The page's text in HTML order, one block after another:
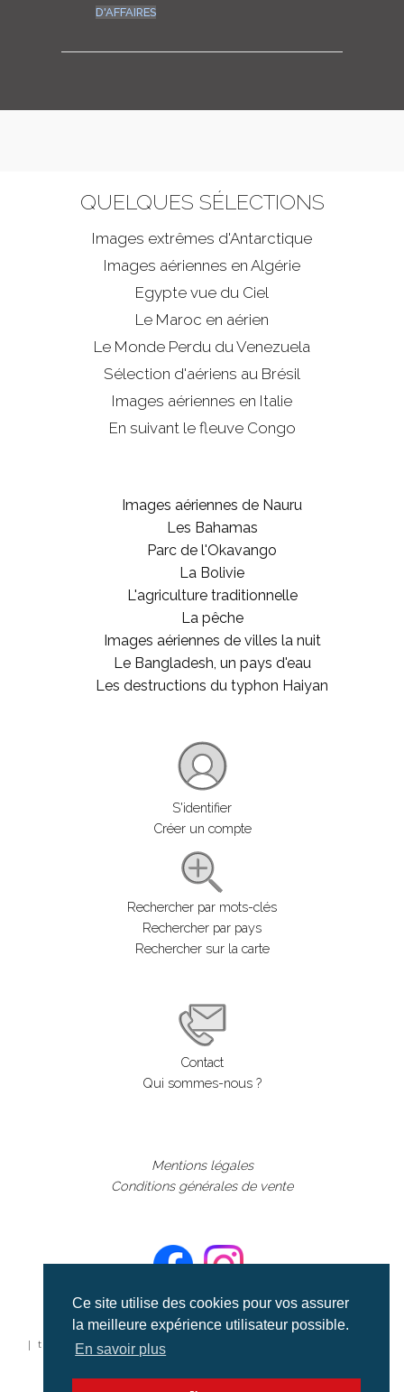
Ce site utilise des cookies pour vos assurer
la meilleure expérience utilisateur possible.
En savoir plus
D'AFFAIRES
QUELQUES SÉLECTIONS
Images extrêmes d'Antarctique
Images aériennes en Algérie
Egypte vue du Ciel
Le Maroc en aérien
Le Monde Perdu du Venezuela
Sélection d'aériens au Brésil
Images aériennes en Italie
En suivant le fleuve Congo
Images aériennes de Nauru
Les Bahamas
Parc de l'Okavango
La Bolivie
L'agriculture traditionnelle
La pêche
Images aériennes de villes la nuit
Le Bangladesh, un pays d'eau
Les destructions du typhon Haiyan
S'identifier
Créer un compte
Rechercher par mots-clés
Rechercher par pays
Rechercher sur la carte
Contact
Qui sommes-nous ?
Mentions légales
Conditions générales de vente
©aerialcollection marque déposée 2024
| tous droits réservés | aerialcollection.fr banque d'images
aériennes et documentaires video et cinéma |